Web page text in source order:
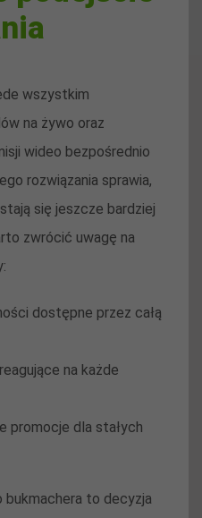
wszystkim
na żywo oraz
wideo bezpośrednio
rozwiązania sprawia,
się jeszcze bardziej
zwrócić uwagę na
dostępne przez całą
na każde
promocje dla stałych
bukmachera to decyzja